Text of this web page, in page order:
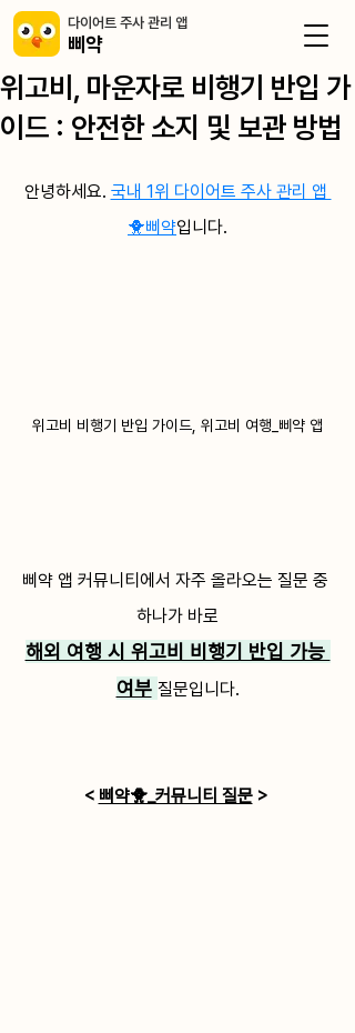
​다이어트 주사 관리 앱
삐약
위고비, 마운자로 비행기 반입 가
이드 : 안전한 소지 및 보관 방법
안녕하세요. 국내 1위 다이어트 주사 관리 앱
🐥삐약입니다.
위고비 비행기 반입 가이드, 위고비 여행_삐약 앱
삐약 앱 커뮤니티에서 자주 올라오는 질문 중
하나가 바로
해외 여행 시 위고비 비행기 반입 가능
여부 질문입니다.
< 삐약🐥_커뮤니티 질문 >